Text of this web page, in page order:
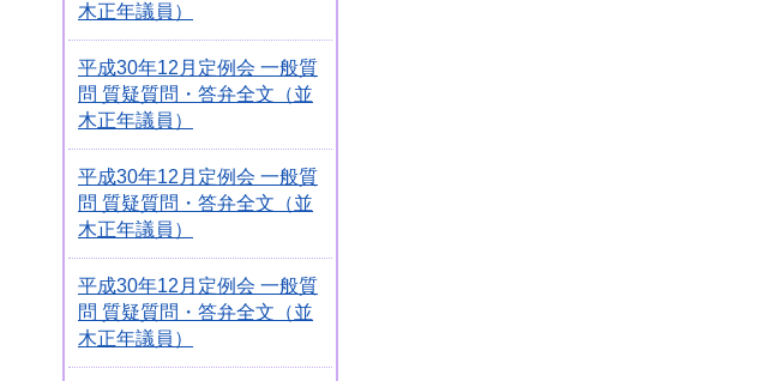
木正年議員）
平成30年12月定例会 一般質
問 質疑質問・答弁全文（並
木正年議員）
平成30年12月定例会 一般質
問 質疑質問・答弁全文（並
木正年議員）
平成30年12月定例会 一般質
問 質疑質問・答弁全文（並
木正年議員）